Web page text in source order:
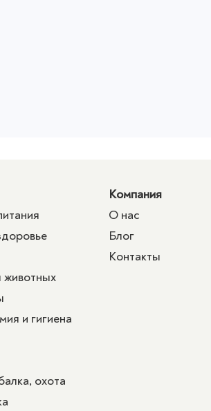
животных
и гигиена
охота
Компания
О нас
Блог
Контакты